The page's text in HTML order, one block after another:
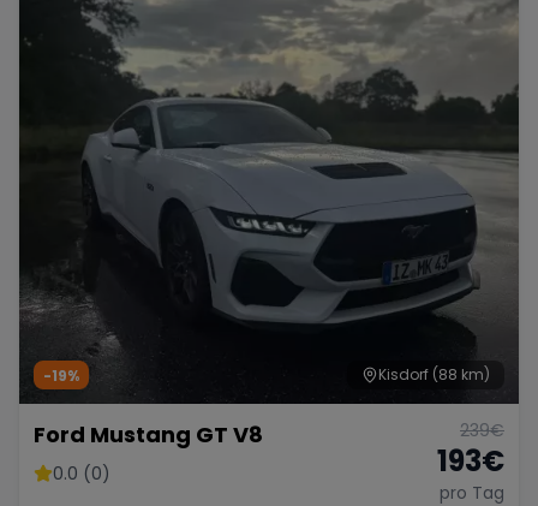
Kisdorf (88 km)
-19%
Ford Mustang GT V8
0.0 (0)
239€
193€
pro Tag